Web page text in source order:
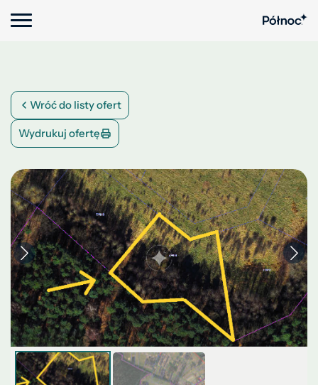
Wróć do listy ofert
Wydrukuj ofertę